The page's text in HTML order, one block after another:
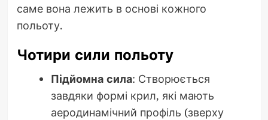
саме вона лежить в основі кожного
польоту.
Чотири сили польоту
Підйомна сила: Створюється
завдяки формі крил, які мають
аеродинамічний профіль (зверху